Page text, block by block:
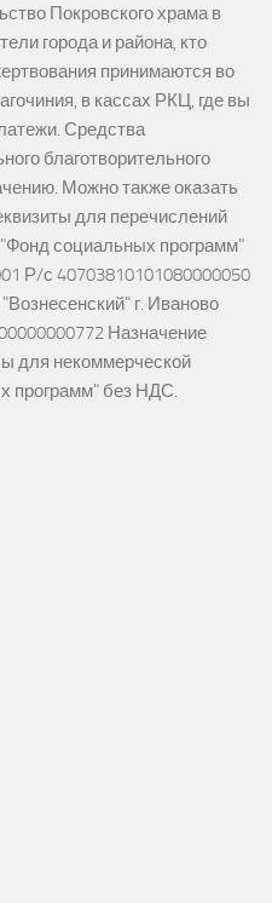
Покровского храма в
города и района, кто
принимаются во
в кассах РКЦ, где вы
Средства
благотворительного
Можно также оказать
для перечислений
социальных программ"
Р/с 40703810101080000050
г. Иваново
Назначение
для некоммерческой
программ" без НДС.